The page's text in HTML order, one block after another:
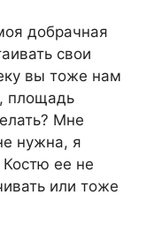
добрачная
свои
вы тоже нам
площадь
Мне
нужна, я
ее не
или тоже